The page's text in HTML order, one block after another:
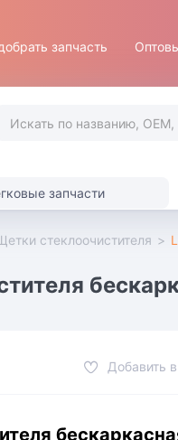
запчасть
запчасти
стеклоочистителя >
Добавить